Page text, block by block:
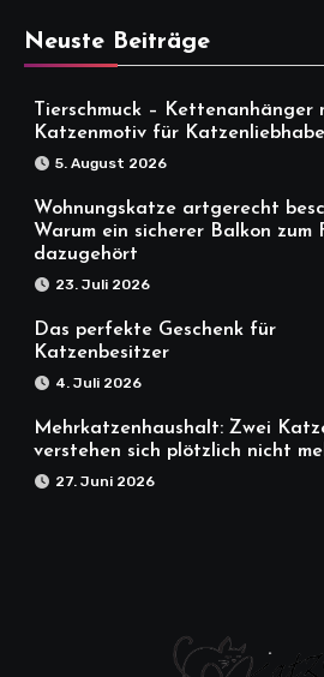
Neuste Beiträge
Tierschmuck – Kettenanhänger
Katzenmotiv für
5. August 2026
Wohnungskatze artgerecht
Warum ein sicherer Balkon zum
dazugehört
23. Juli 2026
Das perfekte Geschenk für
Katzenbesitzer
4. Juli 2026
Mehrkatzenhaushalt: Zwei
verstehen sich plötzlich nicht
27. Juni 2026